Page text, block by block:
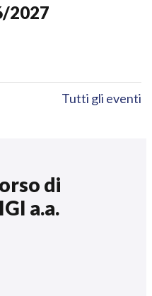
2027
Tutti gli eventi
di
a.a.